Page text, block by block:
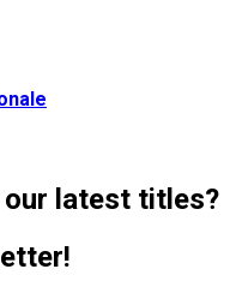
latest titles?